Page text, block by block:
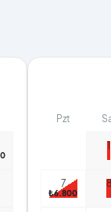
Pzt
1
7
₺6.800
8